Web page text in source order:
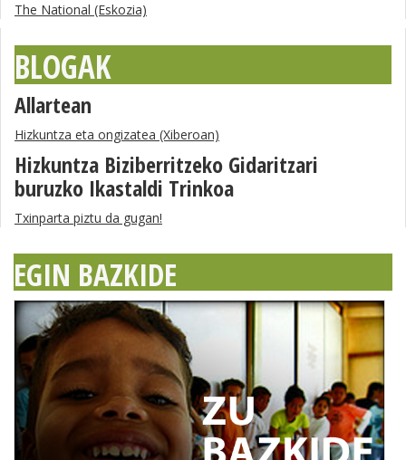
The National (Eskozia)
BLOGAK
Allartean
Hizkuntza eta ongizatea (Xiberoan)
Hizkuntza Biziberritzeko Gidaritzari
buruzko Ikastaldi Trinkoa
Txinparta piztu da gugan!
EGIN BAZKIDE